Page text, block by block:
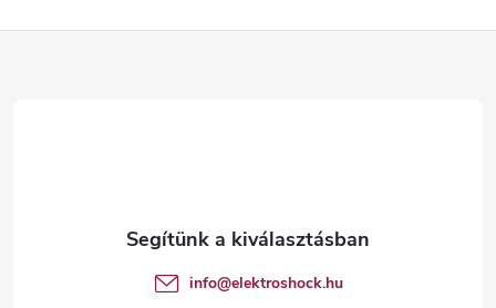
info@elektroshock.hu